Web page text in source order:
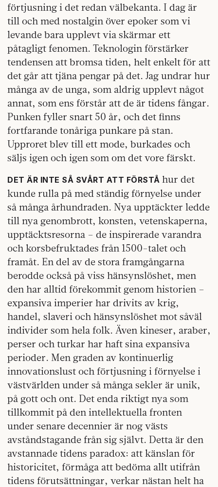
förtjusning i det redan välbekanta. I dag är
till och med nostalgin över epoker som vi
levande bara upplevt via skärmar ett
påtagligt fenomen. Teknologin förstärker
tendensen att bromsa tiden, helt enkelt för att
det går att tjäna pengar på det. Jag undrar hur
många av de unga, som aldrig upplevt något
annat, som ens förstår att de är tidens fångar.
Punken fyller snart 50 år, och det finns
fortfarande tonåriga punkare på stan.
Upproret blev till ett mode, burkades och
säljs igen och igen som om det vore färskt.
DET ÄR INTE SÅ SVÅRT ATT FÖRSTÅ hur det
kunde rulla på med ständig förnyelse under
så många århundraden. Nya upptäckter ledde
till nya genombrott, konsten, vetenskaperna,
upptäcktsresorna – de inspirerade varandra
och korsbefruktades från 1500-talet och
framåt. En del av de stora framgångarna
berodde också på viss hänsynslöshet, men
den har alltid förekommit genom historien –
expansiva imperier har drivits av krig,
handel, slaveri och hänsynslöshet mot såväl
individer som hela folk. Även kineser, araber,
perser och turkar har haft sina expansiva
perioder. Men graden av kontinuerlig
innovationslust och förtjusning i förnyelse i
västvärlden under så många sekler är unik,
på gott och ont. Det enda riktigt nya som
tillkommit på den intellektuella fronten
under senare decennier är nog västs
avståndstagande från sig självt. Detta är den
avstannade tidens paradox: att känslan för
historicitet, förmåga att bedöma allt utifrån
tidens förutsättningar, verkar nästan helt ha